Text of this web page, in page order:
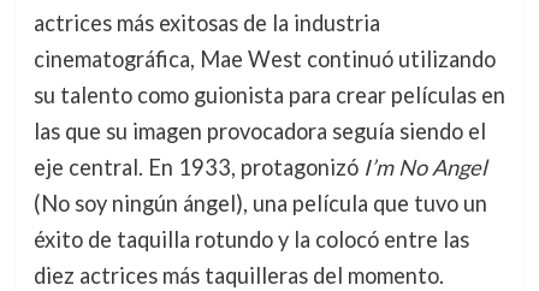
actrices más exitosas de la industria
cinematográfica, Mae West continuó utilizando
su talento como guionista para crear películas en
las que su imagen provocadora seguía siendo el
eje central. En 1933, protagonizó I’m No Angel
(No soy ningún ángel), una película que tuvo un
éxito de taquilla rotundo y la colocó entre las
diez actrices más taquilleras del momento.